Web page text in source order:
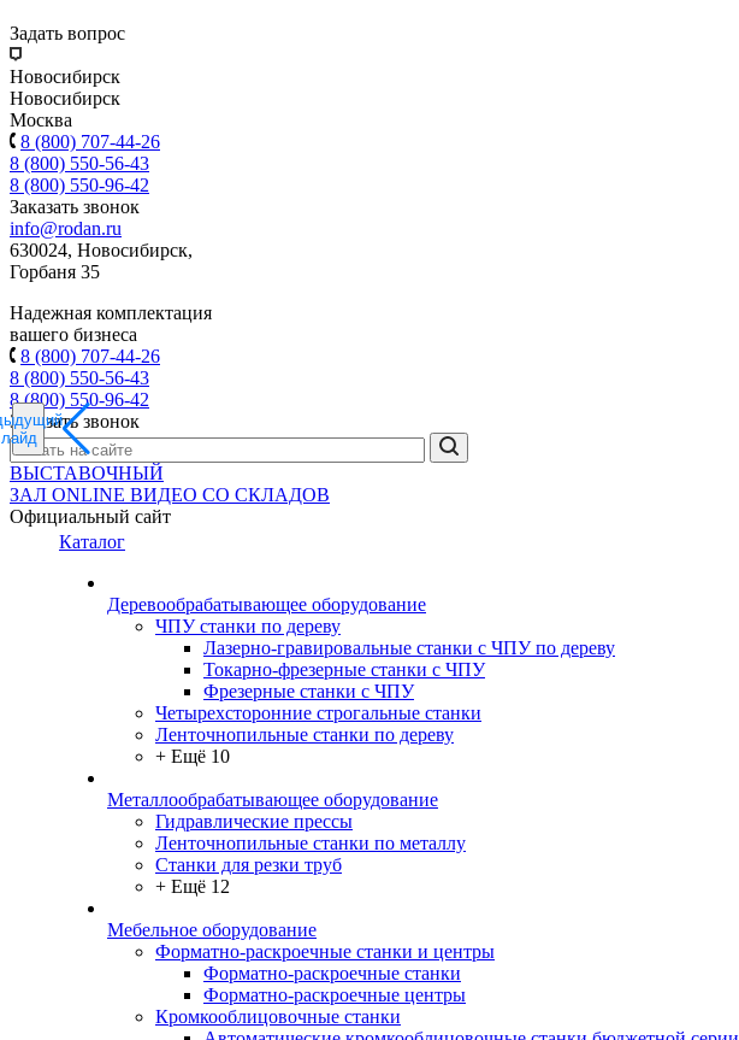
Задать вопрос
Новосибирск
Новосибирск
Москва
8 (800) 707-44-26
8 (800) 550-56-43
8 (800) 550-96-42
Заказать звонок
info@rodan.ru
630024, Новосибирск,
Горбаня 35
Надежная комплектация
вашего бизнеса
8 (800) 707-44-26
8 (800) 550-56-43
8 (800) 550-96-42
Заказать звонок
ВЫСТАВОЧНЫЙ
ЗАЛ ONLINE ВИДЕО СО СКЛАДОВ
Официальный сайт
Каталог
Деревообрабатывающее оборудование
ЧПУ станки по дереву
Лазерно-гравировальные станки с ЧПУ по дереву
Токарно-фрезерные станки с ЧПУ
Фрезерные станки с ЧПУ
Четырехсторонние строгальные станки
Ленточнопильные станки по дереву
+ Ещё 10
Металлообрабатывающее оборудование
Гидравлические прессы
Ленточнопильные станки по металлу
Станки для резки труб
+ Ещё 12
Мебельное оборудование
Форматно-раскроечные станки и центры
Форматно-раскроечные станки
Форматно-раскроечные центры
Кромкооблицовочные станки